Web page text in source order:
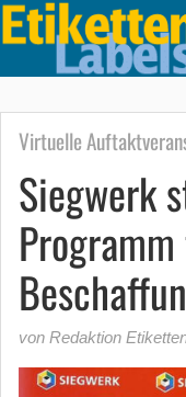
Virtuelle
Siegwerk
von Redaktion